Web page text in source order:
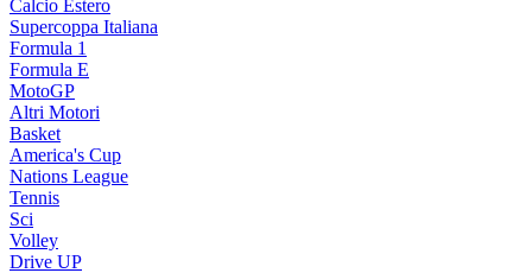
Calcio Estero
Supercoppa Italiana
Formula 1
Formula E
MotoGP
Altri Motori
Basket
America's Cup
Nations League
Tennis
Sci
Volley
Drive UP